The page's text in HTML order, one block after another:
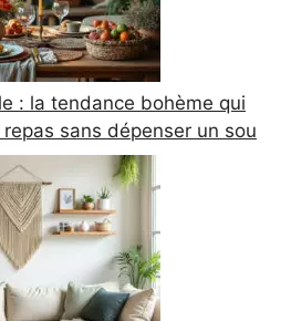
: la tendance bohème qui
sans dépenser un sou